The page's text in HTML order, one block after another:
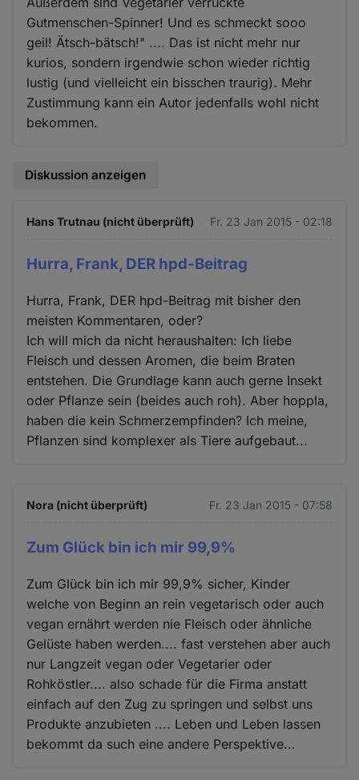
Gutmenschen-Spinner! Und es schmeckt sooo
geil! Ätsch-bätsch!" .... Das ist nicht mehr nur
kurios, sondern irgendwie schon wieder richtig
lustig (und vielleicht ein bisschen traurig). Mehr
Zustimmung kann ein Autor jedenfalls wohl nicht
bekommen.
Diskussion anzeigen
Hans Trutnau (nicht überprüft) Fr. 23 Jan 2015 - 02:18
Hurra, Frank, DER hpd-Beitrag
Hurra, Frank, DER hpd-Beitrag mit bisher den
meisten Kommentaren, oder?
Ich will mich da nicht heraushalten: Ich liebe
Fleisch und dessen Aromen, die beim Braten
entstehen. Die Grundlage kann auch gerne Insekt
oder Pflanze sein (beides auch roh). Aber hoppla,
haben die kein Schmerzempfinden? Ich meine,
Pflanzen sind komplexer als Tiere aufgebaut...
Nora (nicht überprüft) Fr. 23 Jan 2015 - 07:58
Zum Glück bin ich mir 99,9%
Zum Glück bin ich mir 99,9% sicher, Kinder
welche von Beginn an rein vegetarisch oder auch
vegan ernährt werden nie Fleisch oder ähnliche
Gelüste haben werden.... fast verstehen aber auch
nur Langzeit vegan oder Vegetarier oder
Rohköstler.... also schade für die Firma anstatt
einfach auf den Zug zu springen und selbst uns
Produkte anzubieten .... Leben und Leben lassen
bekommt da such eine andere Perspektive...